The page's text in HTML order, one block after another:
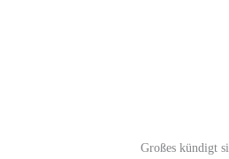
Großes kündigt